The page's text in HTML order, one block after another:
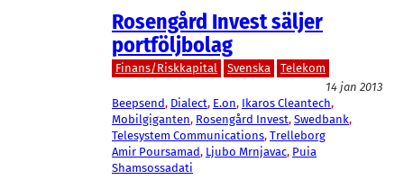
Rosengård Invest säljer
portföljbolag
Finans/Riskkapital Svenska
Telekom
14 jan 2013
Beepsend, Dialect, E.on, Ikaros Cleantech
Mobilgiganten, Rosengård Invest, Swedbank
Telesystem Communications, Trelleborg
Amir Poursamad, Ljubo Mrnjavac, Puia
Shamsossadati